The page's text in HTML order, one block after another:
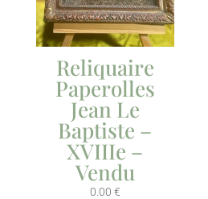
Reliquaire
Paperolles
Jean Le
Baptiste –
XVIIIe –
Vendu
0.00 €